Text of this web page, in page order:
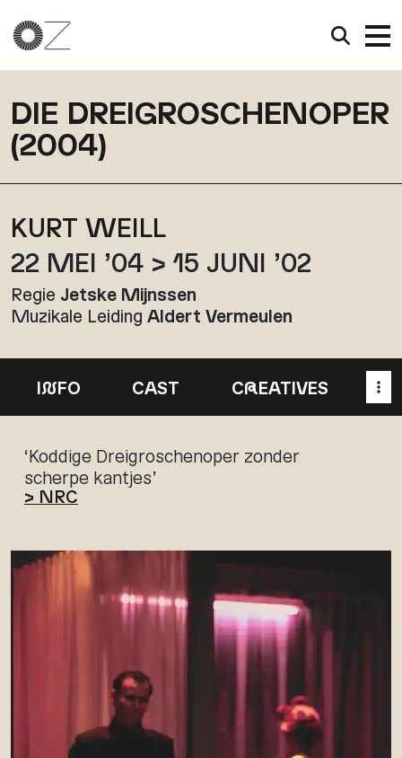
DIE DREIGROSCHENOPER
(2004)
KURT WEILL
22 MEI ’04 > 15 JUNI ’02
Regie Jetske Mijnssen
Muzikale Leiding Aldert Vermeulen
INFO CAST CREATIVES
‘Koddige Dreigroschenoper zonder
scherpe kantjes’
> NRC